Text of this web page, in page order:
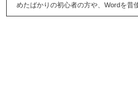
めたばかりの初心者の方や、Wordを昔
方を忘れてしまった！といった方に役